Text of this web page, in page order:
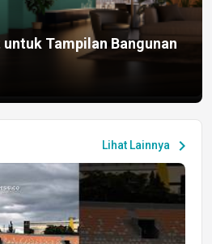
Tampilan Bangunan
Lihat Lainnya chevron_right